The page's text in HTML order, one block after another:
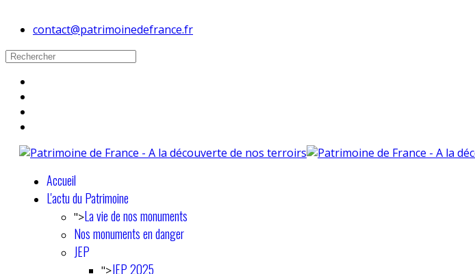
contact@patrimoinedefrance.fr
Accueil
L'actu du Patrimoine
">La vie de nos monuments
Nos monuments en danger
JEP
">JEP 2025